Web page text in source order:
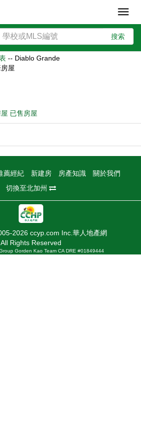
搜索
-- Diablo Grande
屋
已售房屋
薦經紀 新建房 房產知識
關於我們
切換至北加州
2026 ccyp.com Inc.華人地產網
All Rights Reserved
Gorden Kao Team CA DRE #01849444